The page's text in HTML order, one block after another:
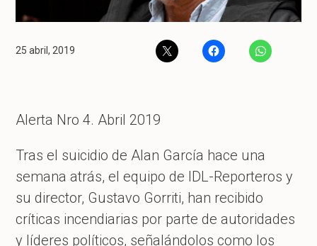
25 abril, 2019
Alerta Nro 4. Abril 2019
Tras el suicidio de Alan García hace una
semana atrás, el equipo de IDL-Reporteros y
su director, Gustavo Gorriti, han recibido
críticas incendiarias por parte de autoridades
y líderes políticos, señalándolos como los